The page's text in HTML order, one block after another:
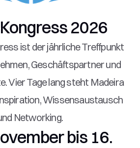
2026
ist der jährliche Treffpunkt
Geschäftspartner und
Vier Tage lang steht Madeira
Wissensaustausch
Networking.
bis 16.